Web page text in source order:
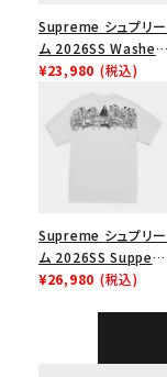
Supreme シュプリー
ム 2026SS Washed
Chino Twill Camp
Cap ウォッシュド チ
ノツイル キャンプキャ
ップ ブラック
¥23,980 (税込)
Supreme シュプリー
ム 2026SS Supper
Tee サパーTシャツ
¥26,980 (税込)